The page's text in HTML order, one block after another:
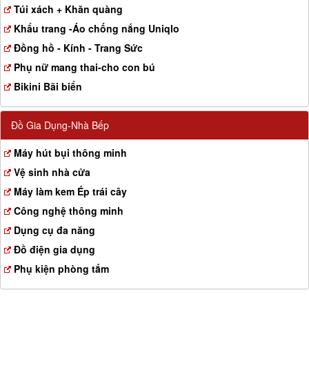
Túi xách + Khăn quàng
Khẩu trang -Áo chống nắng Uniqlo
Đồng hồ - Kính - Trang Sức
Phụ nữ mang thai-cho con bú
Bikini Bãi biển
Đồ Gia Dụng-Nhà Bếp
Máy hút bụi thông minh
Vệ sinh nhà cửa
Máy làm kem Ép trái cây
Công nghệ thông minh
Dụng cụ đa năng
Đồ điện gia dụng
Phụ kiện phòng tắm